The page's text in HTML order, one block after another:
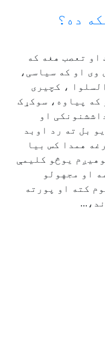
ده؟
او تعصب هغه که
وی او که سیاسی،
، کچیری
که پیاوه، سوکړک
او
بل ته رد اوبد
همدا کس بیا
يوڅو کلیمې
او مجهولو
کته او پورته